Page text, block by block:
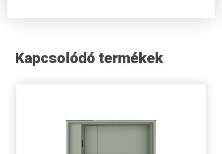
Kapcsolódó termékek